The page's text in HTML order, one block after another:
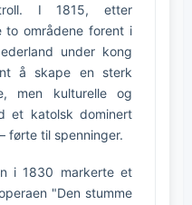
I 1815, etter
to områdene forent i
under kong
å skape en sterk
men kulturelle og
et katolsk dominert
førte til spenninger.
i 1830 markerte et
"Den stumme